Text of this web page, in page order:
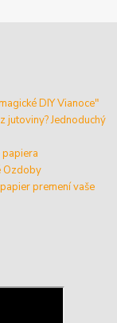
DIY Vianoce"
jutoviny? Jednoduchý
papiera
Ozdoby
premení vaše